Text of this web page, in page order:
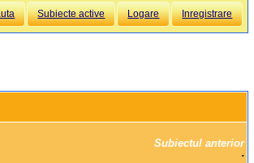
Subiecte active Logare Inregistrare
Subiectul anterior